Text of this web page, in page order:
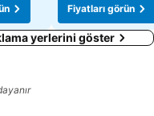
Fiyatları görün
yerlerini göster